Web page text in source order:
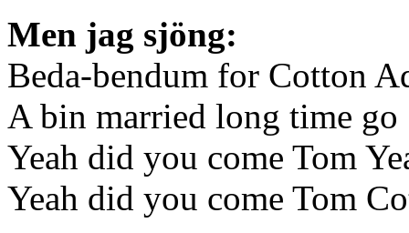
Men jag sjöng:
Beda-bendum for Cotton
A bin married long time go
Yeah did you come Tom
Yeah did you come Tom